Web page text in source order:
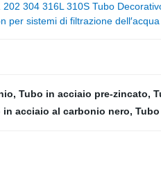
304 316L 310S Tubo
per sistemi di filtrazione
, Tubo in acciaio pre-zincato,
in acciaio al carbonio nero,